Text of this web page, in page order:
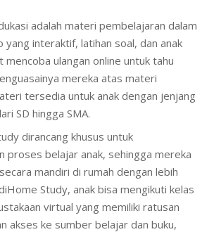
adalah materi pembelajaran dalam
yang interaktif, latihan soal, dan anak
mencoba ulangan online untuk tahu
mereka atas materi
tersedia untuk anak dengan jenjang
SD hingga SMA.
dirancang khusus untuk
proses belajar anak, sehingga mereka
mandiri di rumah dengan lebih
Study, anak bisa mengikuti kelas
virtual yang memiliki ratusan
akses ke sumber belajar dan buku,